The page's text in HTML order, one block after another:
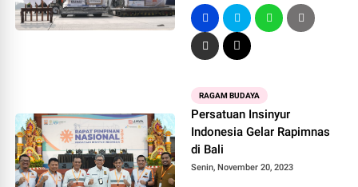
RAGAM BUDAYA
Persatuan Insinyur
Indonesia Gelar Rapimnas
di Bali
Senin, November 20, 2023